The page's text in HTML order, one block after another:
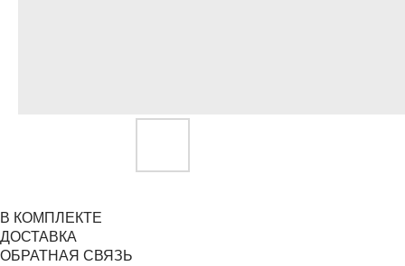
В КОМПЛЕКТЕ
ДОСТАВКА
ОБРАТНАЯ СВЯЗЬ